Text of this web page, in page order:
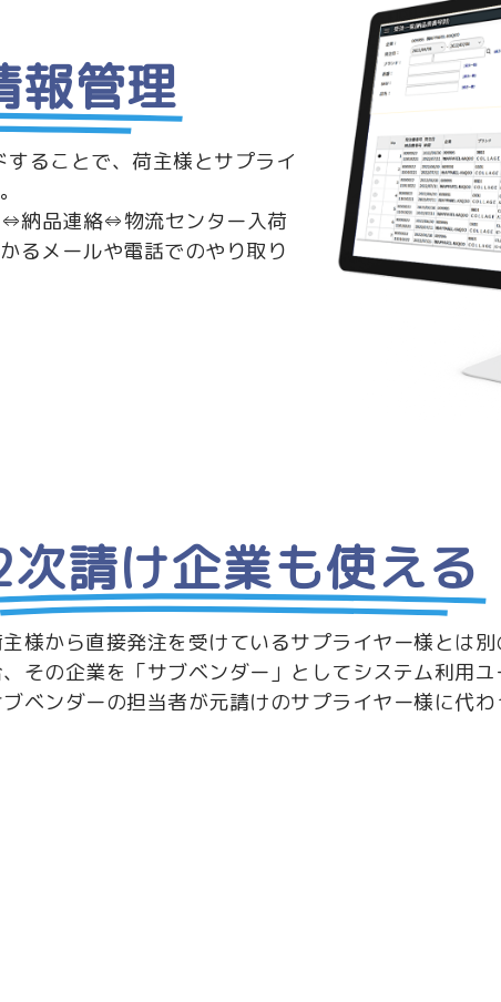
報管理
ることで、荷主様とサプライ
⇔納品連絡⇔物流センター入荷
るメールや電話でのやり取り
次請け企業も使える
主様から直接発注を受けているサプライヤー様とは
、その企業を「サブベンダー」としてシステム利用
ブベンダーの担当者が元請けのサプライヤー様に代